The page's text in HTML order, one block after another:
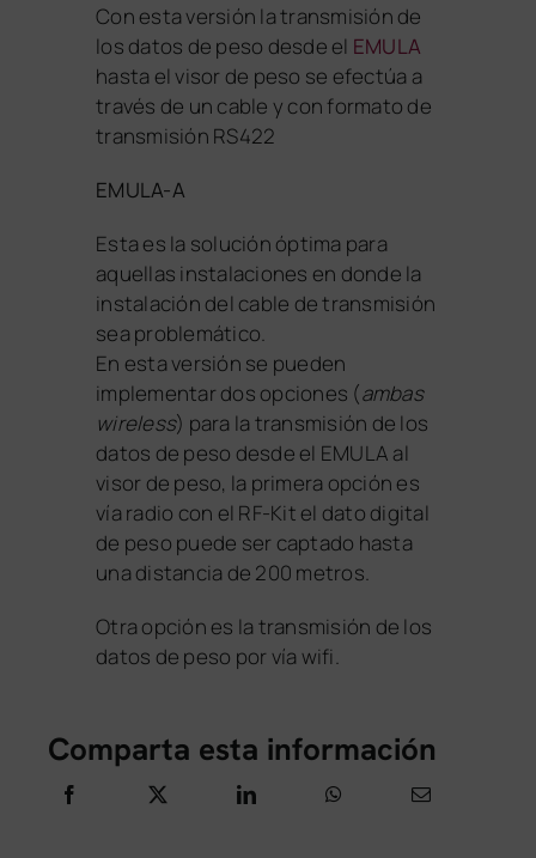
Con esta versión la transmisión de
los datos de peso desde el EMULA
hasta el visor de peso se efectúa a
través de un cable y con formato de
transmisión RS422
EMULA-A
Esta es la solución óptima para
aquellas instalaciones en donde la
instalación del cable de transmisión
sea problemático.
En esta versión se pueden
implementar dos opciones (ambas
wireless) para la transmisión de los
datos de peso desde el EMULA al
visor de peso, la primera opción es
vía radio con el RF-Kit el dato digital
de peso puede ser captado hasta
una distancia de 200 metros.
Otra opción es la transmisión de los
datos de peso por vía wifi.
Comparta esta información